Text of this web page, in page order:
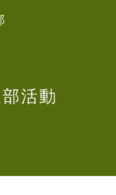
活動